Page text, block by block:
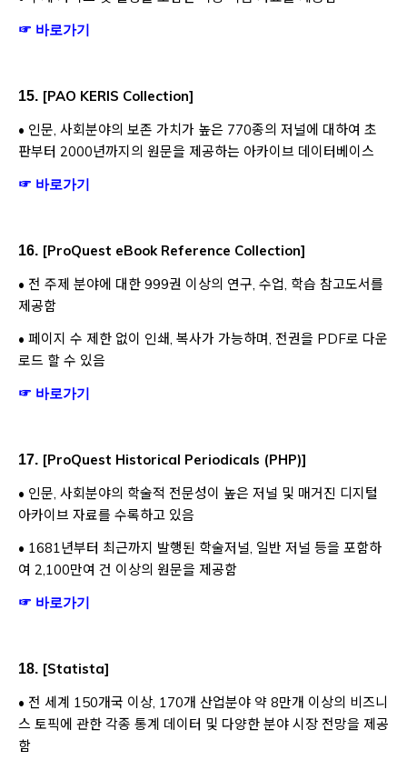
☞ 바로가기
15. [PAO KERIS Collection]
• 인문, 사회분야의 보존 가치가 높은 770종의 저널에 대하여 초
판부터 2000년까지의 원문을 제공하는 아카이브 데이터베이스
☞ 바로가기
16. [ProQuest eBook Reference Collection]
• 전 주제 분야에 대한 999권 이상의 연구, 수업, 학습 참고도서를
제공함
• 페이지 수 제한 없이 인쇄, 복사가 가능하며, 전권을 PDF로 다운
로드 할 수 있음
☞ 바로가기
17. [ProQuest Historical Periodicals (PHP)]
• 인문, 사회분야의 학술적 전문성이 높은 저널 및 매거진 디지털
아카이브 자료를 수록하고 있음
• 1681년부터 최근까지 발행된 학술저널, 일반 저널 등을 포함하
여 2,100만여 건 이상의 원문을 제공함
☞ 바로가기
18. [Statista]
• 전 세계 150개국 이상, 170개 산업분야 약 8만개 이상의 비즈니
스 토픽에 관한 각종 통계 데이터 및 다양한 분야 시장 전망을 제공
함